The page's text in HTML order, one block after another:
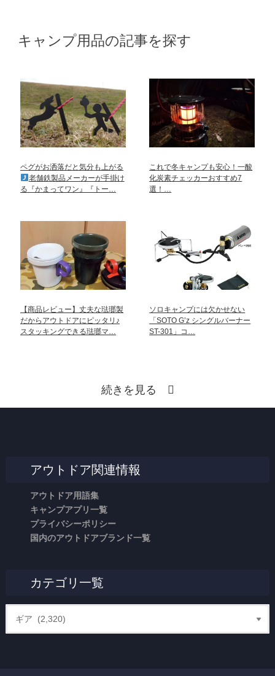
キャンプ用品の記事を探す
ペグがお洒落だと気分も上がる
老舗鉄製品メーカーが手掛け
る『かまってワン』『トー…
これで冬キャンプも安心！一酸
化炭素チェッカーおすすめ7
選！…
【商品レビュー】丈夫な琺瑯製
だからアウトドアにピッタリ♪
スタッキングできる琺瑯マ…
ソロキャンプには欠かせない
「SOTO G’z シングルバーナー
ST-301」コ…
続きを見る
アウトドア関連情報
アウトドア用語集
キャンプアプリ一覧
プライバシーポリシー
国内のアウトドアブランド一覧
カテゴリ一覧